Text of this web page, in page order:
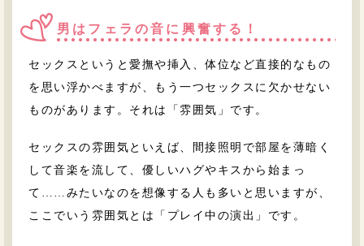
男はフェラの音に興奮する！
セックスというと愛撫や挿入、体位など直接的なもの
を思い浮かべますが、もう一つセックスに欠かせない
ものがあります。それは「雰囲気」です。
セックスの雰囲気といえば、間接照明で部屋を薄暗く
して音楽を流して、優しいハグやキスから始まっ
て……みたいなのを想像する人も多いと思いますが、
ここでいう雰囲気とは「プレイ中の演出」です。